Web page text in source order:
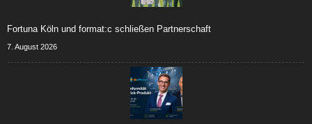
Fortuna Köln und format:c schließen Partnerschaft
7. August 2026